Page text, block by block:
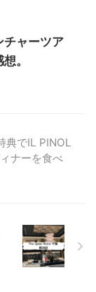
チャーツア
。
典でIL PINOL
ナーを食べ